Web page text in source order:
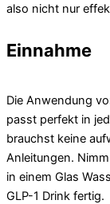
also nicht nur
Einnahme
Die Anwendung
passt perfekt in
brauchst keine
Anleitungen.
in einem Glas
GLP-1 Drink fertig.